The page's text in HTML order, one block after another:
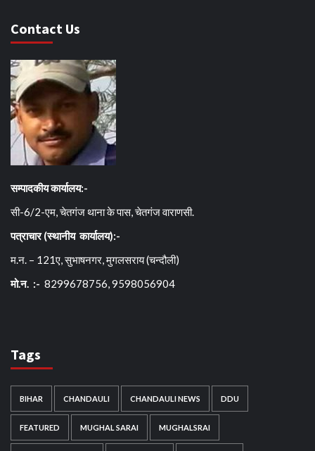
Contact Us
सम्पादकीय कार्यालय:-
सी-6/2-एम, चेतगंज थाना के पास, चेतगंज वाराणसी.
पत्राचार (स्थानीय कार्यालय):-
म.न. – 121ए, सुभाषनगर, मुगलसराय (चन्दौली)
मो.न. :- 8299678756, 9598056904
Tags
BIHAR CHANDAULI CHANDAULI NEWS DDU
FEATURED MUGHAL SARAI MUGHALSRAI